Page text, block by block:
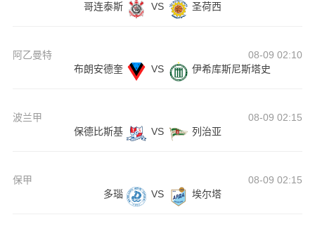
哥连泰斯
VS 圣荷西
阿乙曼特
08-09 02:10
布朗安德奎
VS 伊希库斯尼斯塔史
波兰甲
08-09 02:15
保德比斯基
VS 列治亚
保甲
08-09 02:15
多瑙
VS 埃尔塔